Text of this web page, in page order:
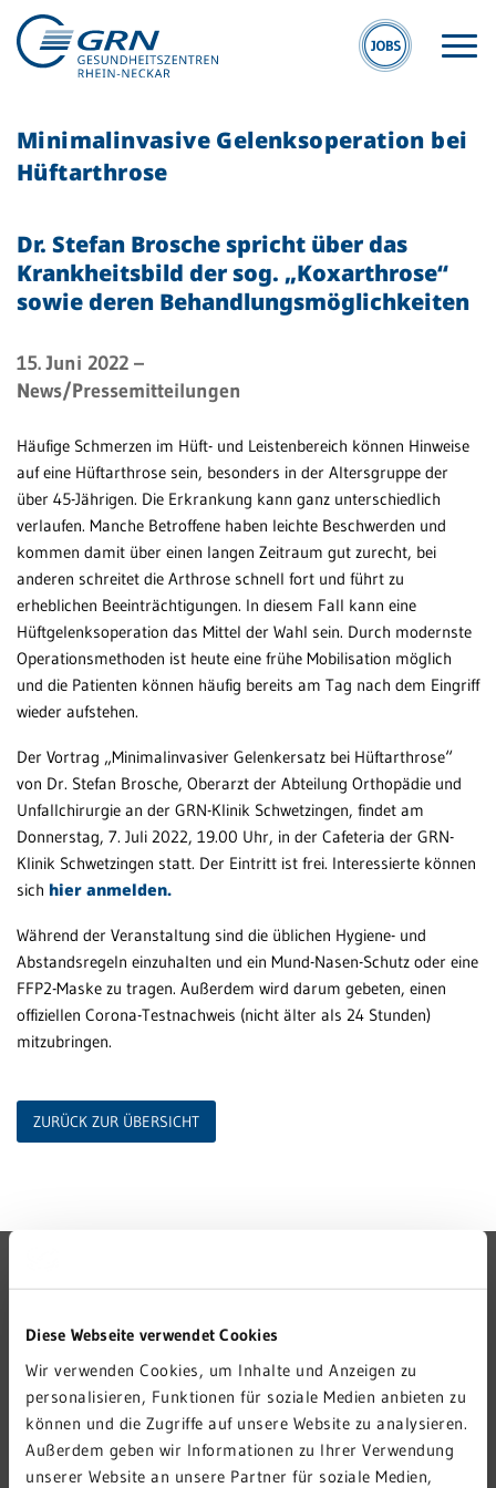
Diese Webseite verwendet Cookies
Wir verwenden Cookies, um Inhalte und Anzeigen zu
personalisieren, Funktionen für soziale Medien anbieten zu
können und die Zugriffe auf unsere Website zu analysieren.
Außerdem geben wir Informationen zu Ihrer Verwendung
unserer Website an unsere Partner für soziale Medien,
GRN
Der Verbund
Medizinische
Fachzentren
Themenseiten
Veranstaltungen
Patientenportal
Karriere
Barrierefreiheit
STANDORTE
Eberbach
Schwetzingen
Sinsheim
Weinheim
Minimalinvasive Gelenksoperation bei
Hüftarthrose
Dr. Stefan Brosche spricht über das
Krankheitsbild der sog. „Koxarthrose“
sowie deren Behandlungsmöglichkeiten
15. Juni 2022 –
News/Pressemitteilungen
Häufige Schmerzen im Hüft- und Leistenbereich können Hinweise
auf eine Hüftarthrose sein, besonders in der Altersgruppe der
über 45-Jährigen. Die Erkrankung kann ganz unterschiedlich
verlaufen. Manche Betroffene haben leichte Beschwerden und
kommen damit über einen langen Zeitraum gut zurecht, bei
anderen schreitet die Arthrose schnell fort und führt zu
erheblichen Beeinträchtigungen. In diesem Fall kann eine
Hüftgelenksoperation das Mittel der Wahl sein. Durch modernste
Operationsmethoden ist heute eine frühe Mobilisation möglich
und die Patienten können häufig bereits am Tag nach dem Eingriff
wieder aufstehen.
Der Vortrag „Minimalinvasiver Gelenkersatz bei Hüftarthrose“
von Dr. Stefan Brosche, Oberarzt der Abteilung Orthopädie und
Unfallchirurgie an der GRN-Klinik Schwetzingen, findet am
Donnerstag, 7. Juli 2022, 19.00 Uhr, in der Cafeteria der GRN-
Klinik Schwetzingen statt. Der Eintritt ist frei. Interessierte können
sich hier anmelden.
Während der Veranstaltung sind die üblichen Hygiene- und
Abstandsregeln einzuhalten und ein Mund-Nasen-Schutz oder eine
FFP2-Maske zu tragen. Außerdem wird darum gebeten, einen
offiziellen Corona-Testnachweis (nicht älter als 24 Stunden)
mitzubringen.
ZURÜCK ZUR ÜBERSICHT
KARRIERE
PRESSE
KONTAKT